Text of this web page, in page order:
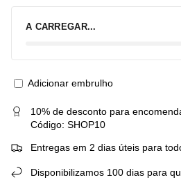
A CARREGAR...
Adicionar embrulho
10% de desconto para
Código: SHOP10
Entregas em 2 dias úteis para
Disponibilizamos 100 dias para